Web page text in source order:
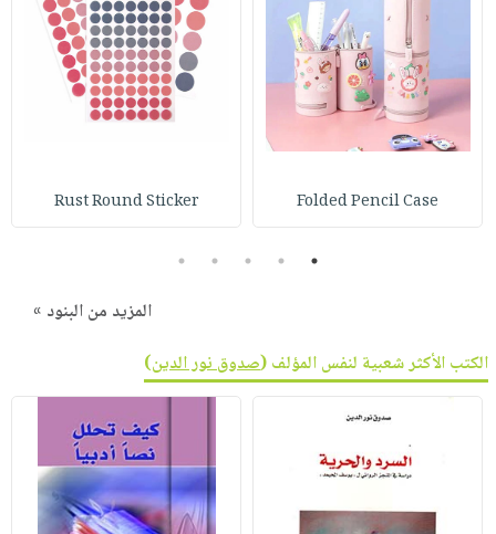
Folded Pencil Case
Rust Round Sticker
1
2
3
4
5
المزيد من البنود »
الكتب الأكثر شعبية لنفس المؤلف (صدوق نور الدين)